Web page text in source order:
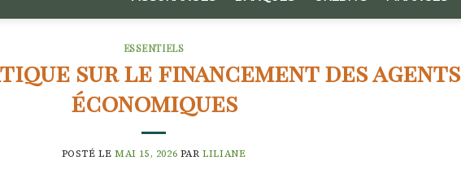
ESSENTIELS
sur le financement des agents
économiques
POSTÉ LEMAI 15, 2026 PARLILIANE